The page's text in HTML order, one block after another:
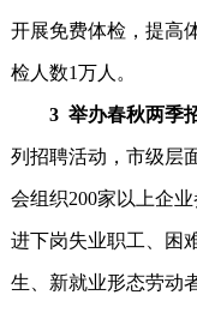
开展免费体检，提高
检人数1万人。
3 举办春秋两季招
列招聘活动，市级层
会组织200家以上企
进下岗失业职工、困
生、新就业形态劳动